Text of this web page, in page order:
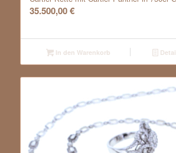
35.500,00€
In den Warenkorb